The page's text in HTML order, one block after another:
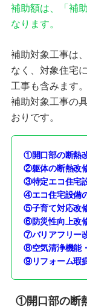
補助額は、「補
なります。
補助対象工事は
なく、対象住宅
工事も含みます。
補助対象工事の
おりです。
①開口部の断熱
②躯体の断熱改
③特定エコ住宅
④エコ住宅設備
⑤子育て対応改
⑥防災性向上改
⑦バリアフリー
⑧空気清浄機能
⑨リフォーム瑕
①開口部の断